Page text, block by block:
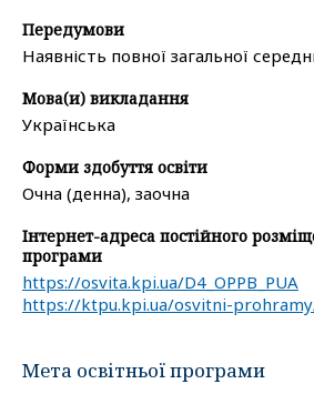
Передумови
Наявність повної загальної
Мова(и) викладання
Українська
Форми здобуття освіти
Очна (денна), заочна
Інтернет-адреса постійного
програми
https://osvita.kpi.ua/D4_OPPB_PUA
https://ktpu.kpi.ua/osvitni-
Мета освітньої програми